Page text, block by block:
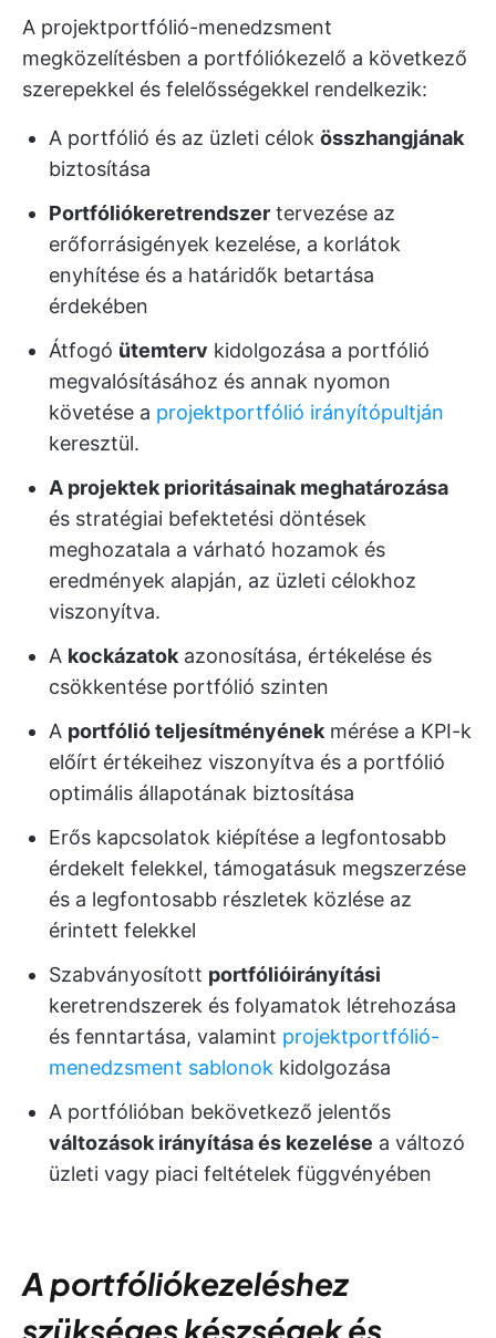
A projektportfólió-menedzsment
megközelítésben a portfóliókezelő a következő
szerepekkel és felelősségekkel rendelkezik:
A portfólió és az üzleti célok összhangjának
biztosítása
Portfóliókeretrendszer tervezése az
erőforrásigények kezelése, a korlátok
enyhítése és a határidők betartása
érdekében
Átfogó ütemterv kidolgozása a portfólió
megvalósításához és annak nyomon
követése a projektportfólió irányítópultján
keresztül.
A projektek prioritásainak meghatározása
és stratégiai befektetési döntések
meghozatala a várható hozamok és
eredmények alapján, az üzleti célokhoz
viszonyítva.
A kockázatokazonosítása, értékelése és
csökkentése portfólió szinten
A portfólió teljesítményénekmérése a KPI-k
előírt értékeihez viszonyítva és a portfólió
optimális állapotának biztosítása
Erős kapcsolatok kiépítése a legfontosabb
érdekelt felekkel, támogatásuk megszerzése
és a legfontosabb részletek közlése az
érintett felekkel
Szabványosított portfólióirányítási
keretrendszerek és folyamatok létrehozása
és fenntartása, valamint projektportfólió-
menedzsment sablonok kidolgozása
A portfólióban bekövetkező jelentős
változások irányítása és kezelése a változó
üzleti vagy piaci feltételek függvényében
A portfóliókezeléshez
szükséges készségek és